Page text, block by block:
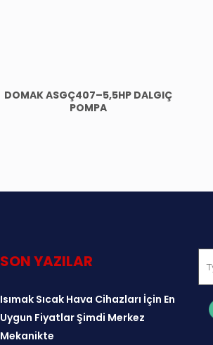
DOMAK ASGÇ407–5,5HP DALGIÇ
POMPA
SON YAZILAR
Isımak Sıcak Hava Cihazları İçin En
Uygun Fiyatlar Şimdi Merkez
Mekanikte